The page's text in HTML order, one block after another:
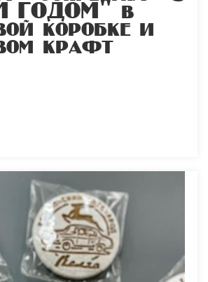
ГОДОМ" в
коробке и
крафт